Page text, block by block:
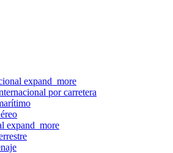
expand_more
por carretera
expand_more